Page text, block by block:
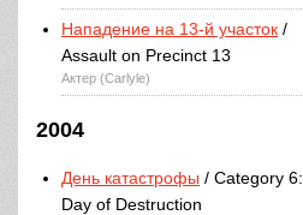
Нападение на 13-й участок /
Assault on Precinct 13
Актер (Carlyle)
2004
День катастрофы / Category 6:
Day of Destruction